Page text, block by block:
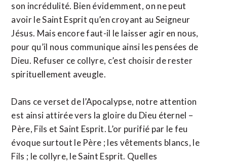
son incrédulité. Bien évidemment, on ne peut
avoir le Saint Esprit qu’en croyant au Seigneur
Jésus. Mais encore faut-il le laisser agir en nous,
pour qu’il nous communique ainsi les pensées de
Dieu. Refuser ce collyre, c’est choisir de rester
spirituellement aveugle.
Dans ce verset de l’Apocalypse, notre attention
est ainsi attirée vers la gloire du Dieu éternel –
Père, Fils et Saint Esprit. L’or purifié par le feu
évoque surtout le Père ; les vêtements blancs, le
Fils ; le collyre, le Saint Esprit. Quelles